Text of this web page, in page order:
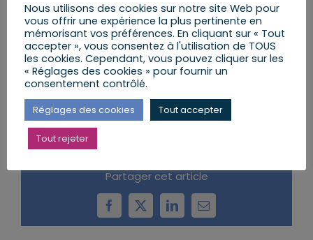
AJOUTER AU CALENDRIER
Partager cet article
Facebook
X LinkedInEmail
Nous utilisons des cookies sur notre site Web pour
vous offrir une expérience la plus pertinente en
mémorisant vos préférences. En cliquant sur « Tout
accepter », vous consentez à l'utilisation de TOUS
les cookies. Cependant, vous pouvez cliquer sur les
« Réglages des cookies » pour fournir un
consentement contrôlé.
Réglages des cookies Tout accepter
Tout rejeter